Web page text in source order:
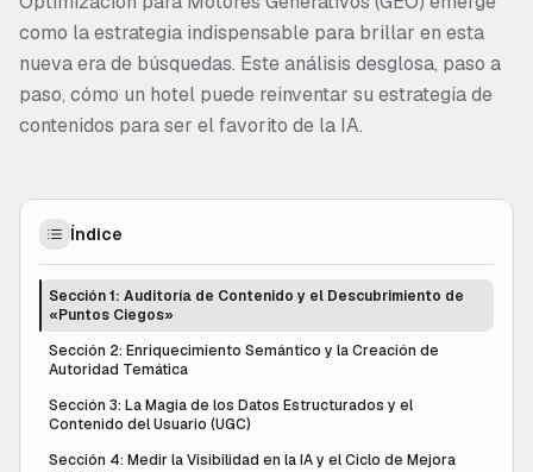
como la estrategia indispensable para brillar en esta
nueva era de búsquedas. Este análisis desglosa, paso a
paso, cómo un hotel puede reinventar su estrategia de
contenidos para ser el favorito de la IA.
Índice
Sección 1: Auditoría de Contenido y el Descubrimiento de
«Puntos Ciegos»
Sección 2: Enriquecimiento Semántico y la Creación de
Autoridad Temática
Sección 3: La Magia de los Datos Estructurados y el
Contenido del Usuario (UGC)
Sección 4: Medir la Visibilidad en la IA y el Ciclo de Mejora